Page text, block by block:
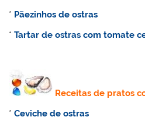
* Pãezinhos de ostras
*Tartar de ostras com tomate
Receitas de pratos
*Ceviche de ostras